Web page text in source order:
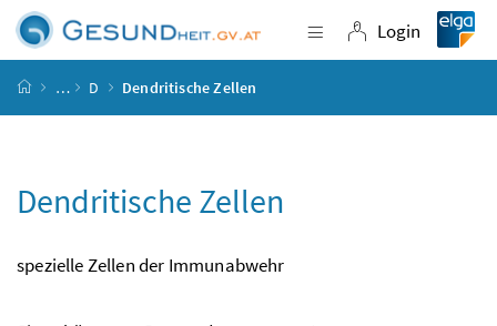
Zum Inhalt
Zum Hauptmenü
Zum Untermenü
Zur Suche
Navigation
Login
Login
Startseite
… D Dendritische Zellen
Dendritische Zellen
spezielle Zellen der Immunabwehr